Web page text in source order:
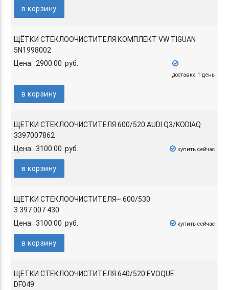
в корзину
ЩЁТКИ СТЕКЛООЧИСТИТЕЛЯ КОМПЛЕКТ VW TIGUAN
5N1998002
Цена: 2900.00 руб.
доставка 1 день
в корзину
ЩЕТКИ СТЕКЛООЧИСТИТЕЛЯ 600/520 AUDI Q3/KODIAQ
3397007862
Цена: 3100.00 руб.
купить сейчас
в корзину
ЩЕТКИ СТЕКЛООЧИСТИТЕЛЯ~ 600/530
3 397 007 430
Цена: 3100.00 руб.
купить сейчас
в корзину
ЩЕТКИ СТЕКЛООЧИСТИТЕЛЯ 640/520 EVOQUE
DF049